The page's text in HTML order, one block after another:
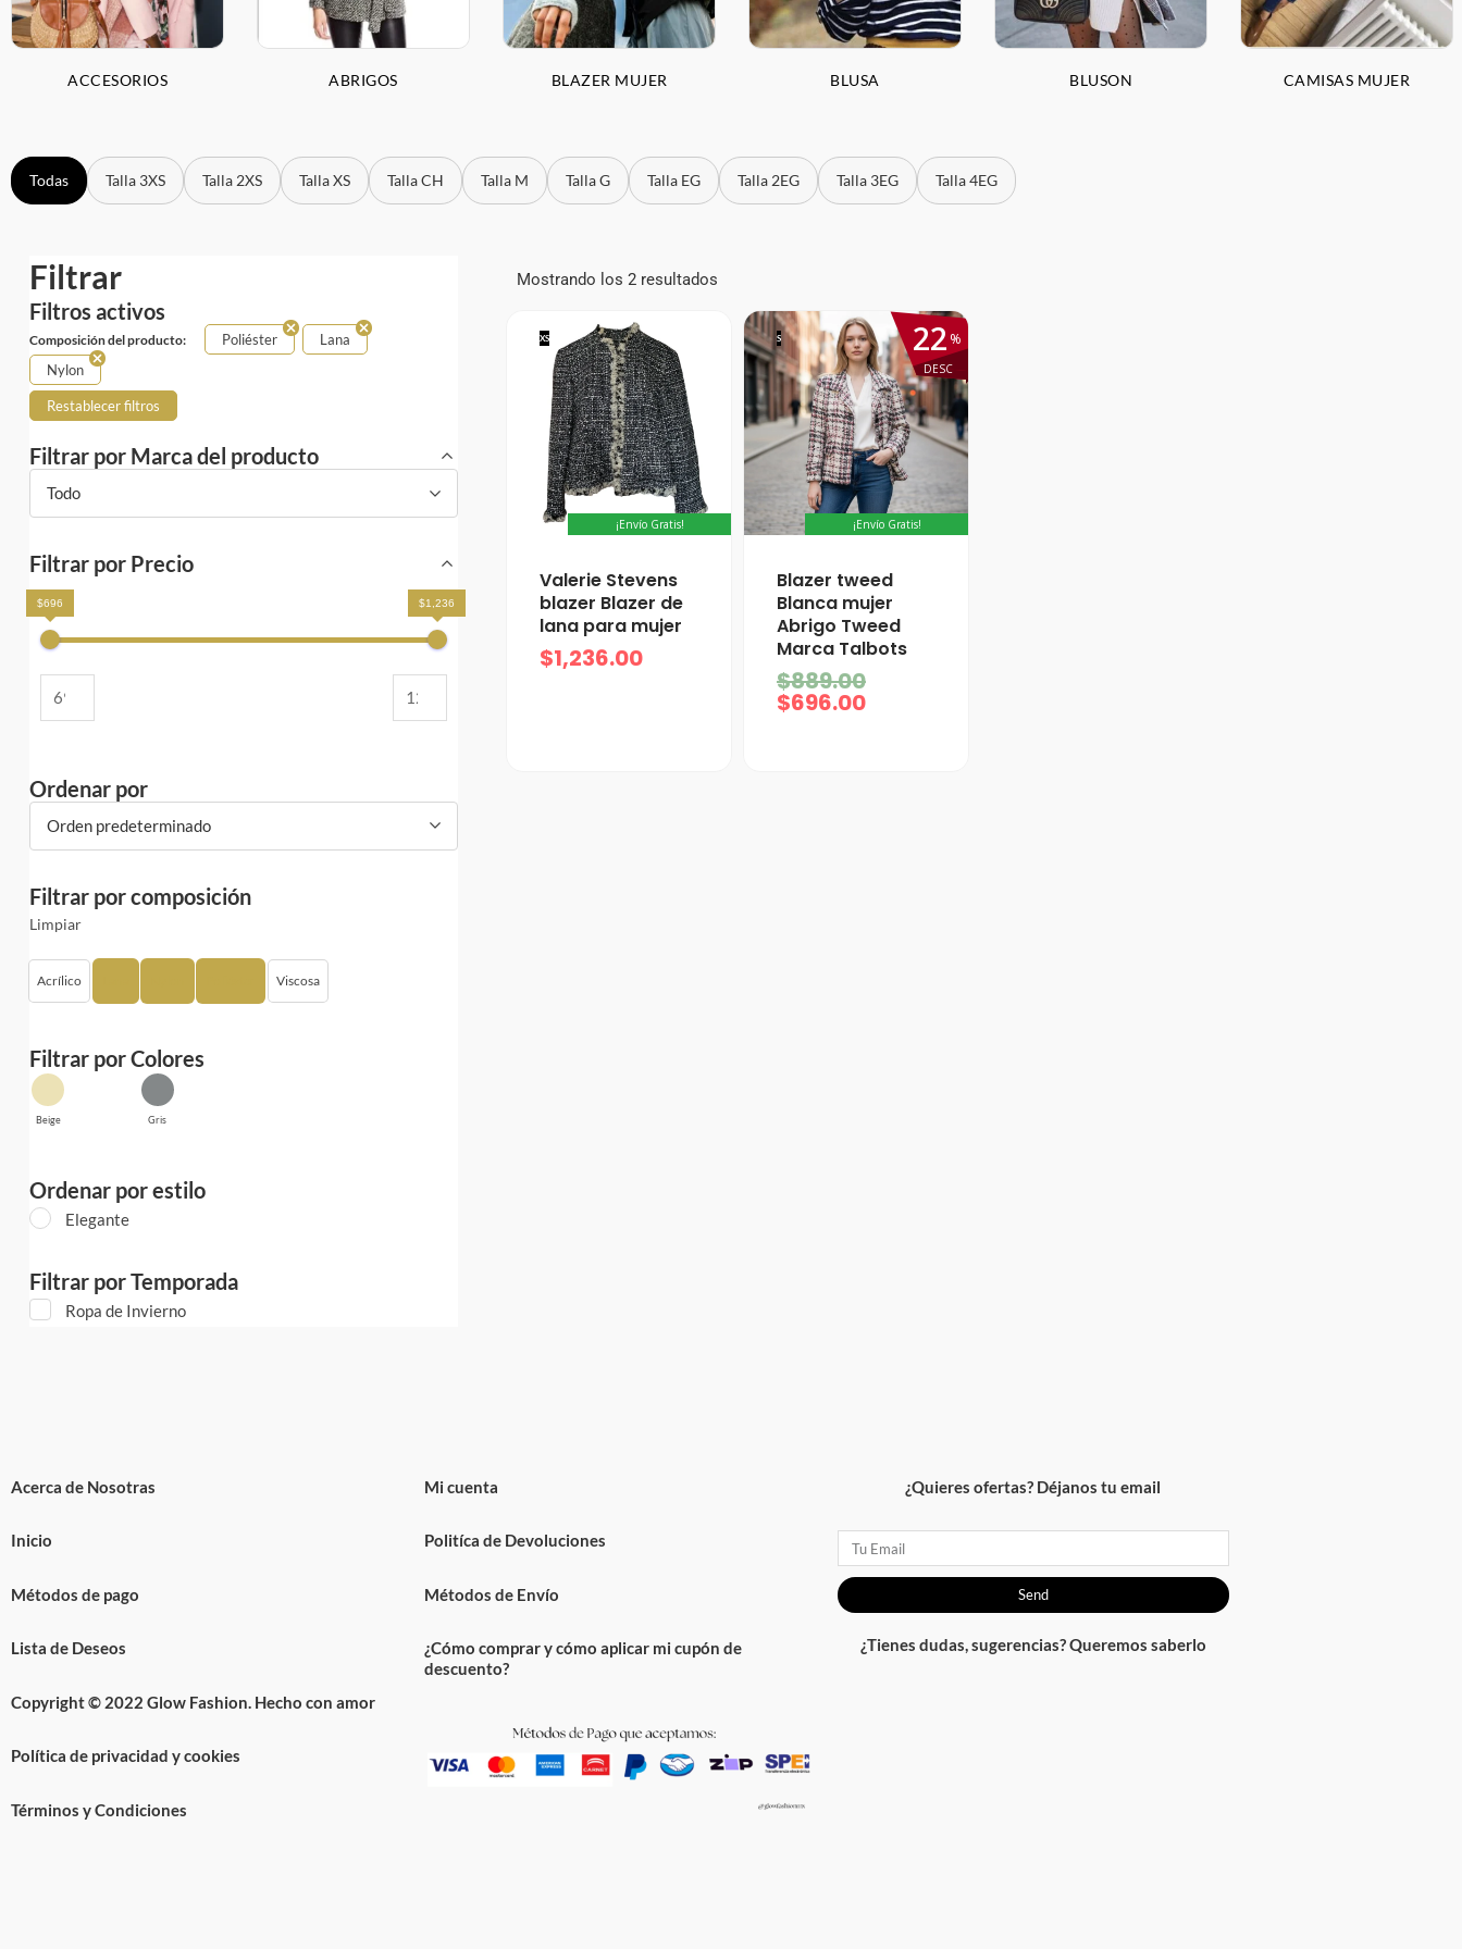
ACCESORIOS ABRIGOS BLAZER MUJER BLUSA BLUSON CAMISAS MUJER
Todas Talla 3XS Talla 2XS Talla XS Talla CH Talla M Talla G Talla EG Talla 2EG Talla 3EG Talla 4EG
Filtrar
Filtros activos
Composición del producto: Poliéster
Lana
Nylon
Restablecer filtros
Filtrar por Marca del producto
Todo
Filtrar por Precio
$696 $1,236
Ordenar por
Orden predeterminado
Filtrar por composición
Limpiar
Acrílico Viscosa
Filtrar por Colores
Beige Gris
Ordenar por estilo
Elegante
Filtrar por Temporada
Ropa de Invierno
Mostrando los 2 resultados
XS
¡Envío Gratis!
Valerie Stevens
blazer Blazer de
lana para mujer
$1,236.00
S %
DESC
22
¡Envío Gratis!
Blazer tweed
Blanca mujer
Abrigo Tweed
Marca Talbots
$889.00
El
precio
original
era:
$889.00.
$696.00
El
precio
actual
es:
$696.00.
Acerca de Nosotras
Inicio
Métodos de pago
Lista de Deseos
Copyright © 2022 Glow Fashion. Hecho con amor
Política de privacidad y cookies
Términos y Condiciones
Mi cuenta
Politíca de Devoluciones
Métodos de Envío
¿Cómo comprar y cómo aplicar mi cupón de
descuento?
¿Quieres ofertas? Déjanos tu email
Email
Send
¿Tienes dudas, sugerencias? Queremos saberlo